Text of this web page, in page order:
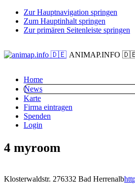
Zur Hauptnavigation springen
Zum Hauptinhalt springen
Zur primären Seitenleiste springen
ANIMAP.INFO
Home
News
Karte
Firma eintragen
Spenden
Login
4 myroom
Klosterwaldstr. 276332 Bad Herrenalb